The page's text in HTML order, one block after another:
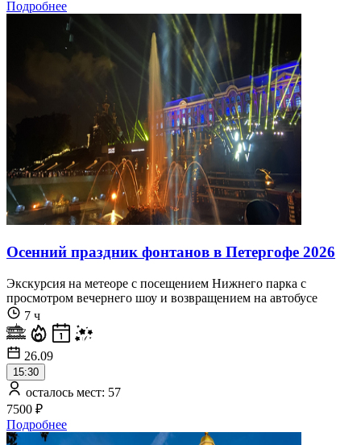
Подробнее
Осенний праздник фонтанов в Петергофе 2026
Экскурсия на метеоре с посещением Нижнего парка с
просмотром вечернего шоу и возвращением на автобусе
7 ч
26.09
15:30
осталось мест: 57
7500 ₽
Подробнее